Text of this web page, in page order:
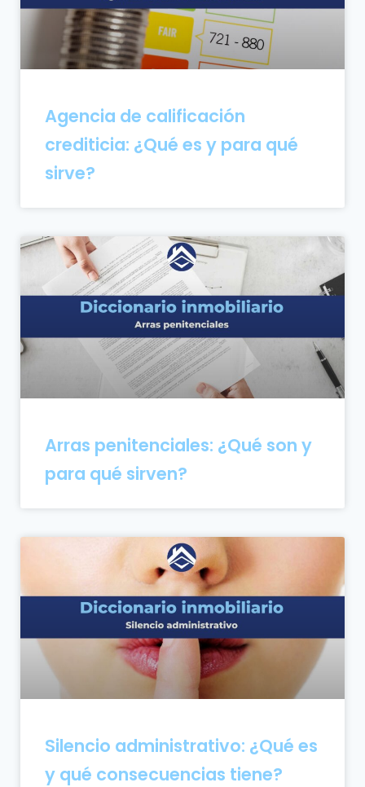
Agencia de calificación
crediticia: ¿Qué es y para qué
sirve?
Arras penitenciales: ¿Qué son y
para qué sirven?
Silencio administrativo: ¿Qué es
y qué consecuencias tiene?